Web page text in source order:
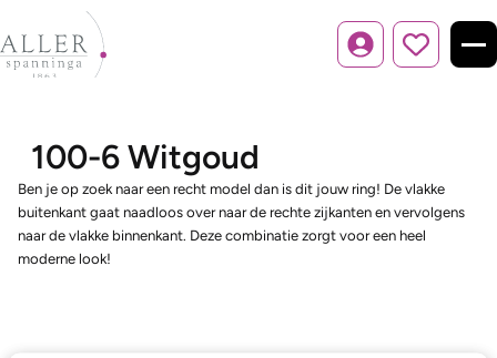
Inloggen
100-6 Witgoud
Ben je op zoek naar een recht model dan is dit jouw ring! De vlakke
buitenkant gaat naadloos over naar de rechte zijkanten en vervolgens
naar de vlakke binnenkant. Deze combinatie zorgt voor een heel
moderne look!